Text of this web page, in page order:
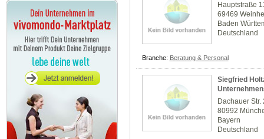
Hauptstraße
69469
Baden
Deutschland
Branche: Beratung & Personal
Siegfried
Dachauer Str.
80992
Bayern
Deutschland